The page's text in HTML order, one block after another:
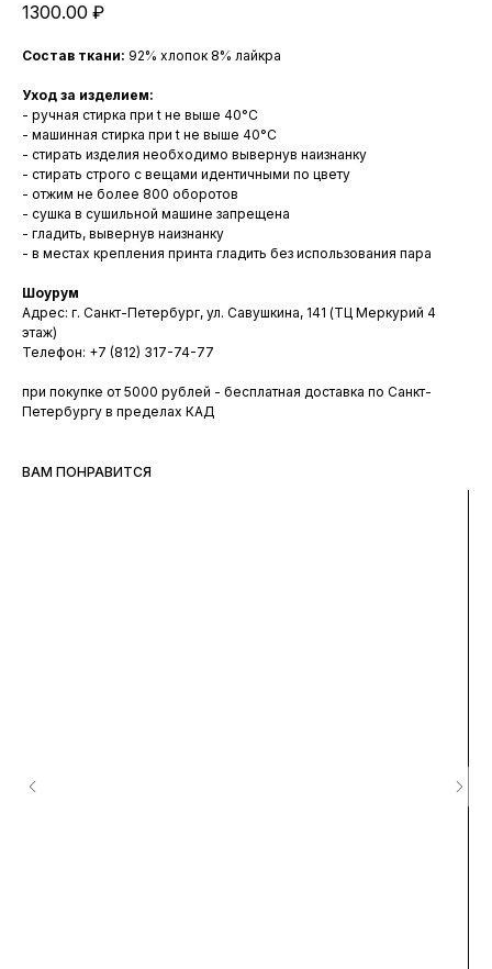
1300.00 ₽
Состав ткани: 92% хлопок 8% лайкра
Уход за изделием:
- ручная стирка при t не выше 40°С
- машинная стирка при t не выше 40°С
- стирать изделия необходимо вывернув наизнанку
- стирать строго с вещами идентичными по цвету
- отжим не более 800 оборотов
- сушка в сушильной машине запрещена
- гладить, вывернув наизнанку
- в местах крепления принта гладить без использования пара
Шоурум
Адрес: г. Санкт-Петербург, ул. Савушкина, 141 (ТЦ Меркурий 4
этаж)
Телефон: +7 (812) 317-74-77
при покупке от 5000 рублей - бесплатная доставка по Санкт-
Петербургу в пределах КАД
ВАМ ПОНРАВИТСЯ